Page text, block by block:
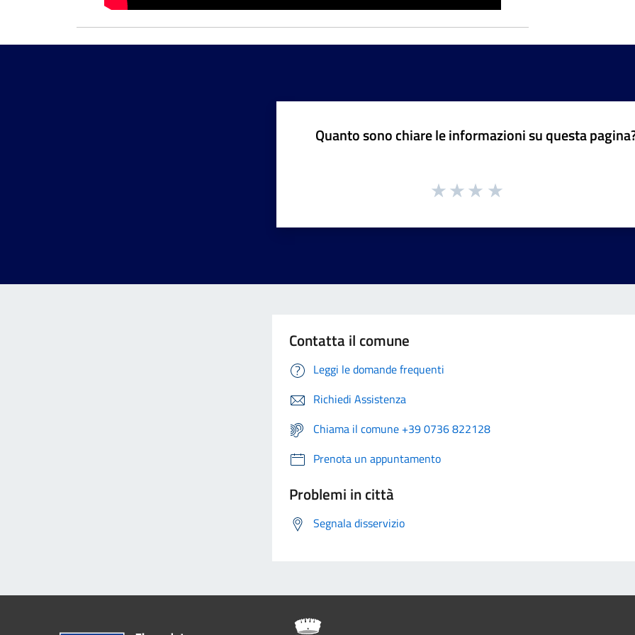
Quanto sono chiare le informazioni su questa
Contatta il comune
Leggi le domande frequenti
Richiedi Assistenza
Chiama il comune +39 0736 822128
Prenota un appuntamento
Problemi in città
Segnala disservizio